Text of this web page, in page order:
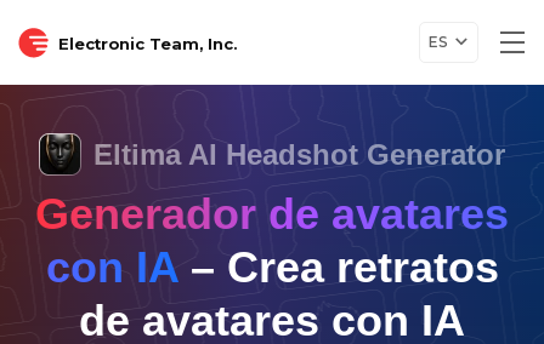
Electronic Team, Inc. ES
Eltima AI Headshot Generator
Generador de avatares
con IA– Crea retratos
de avatares con IA